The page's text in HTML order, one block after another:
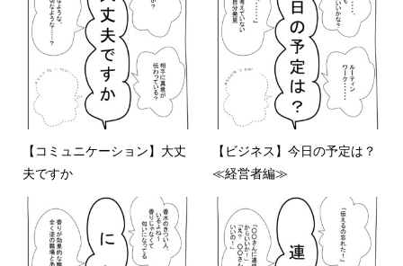
【コミュニケーション】大丈
夫ですか
【ビジネス】今日の予定は？
≪経営者編≫